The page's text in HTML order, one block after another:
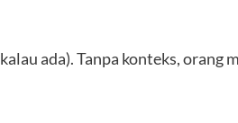
ada). Tanpa konteks, orang